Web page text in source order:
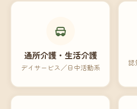
通所介護・生活介護
デイサービス／日中活動系
認